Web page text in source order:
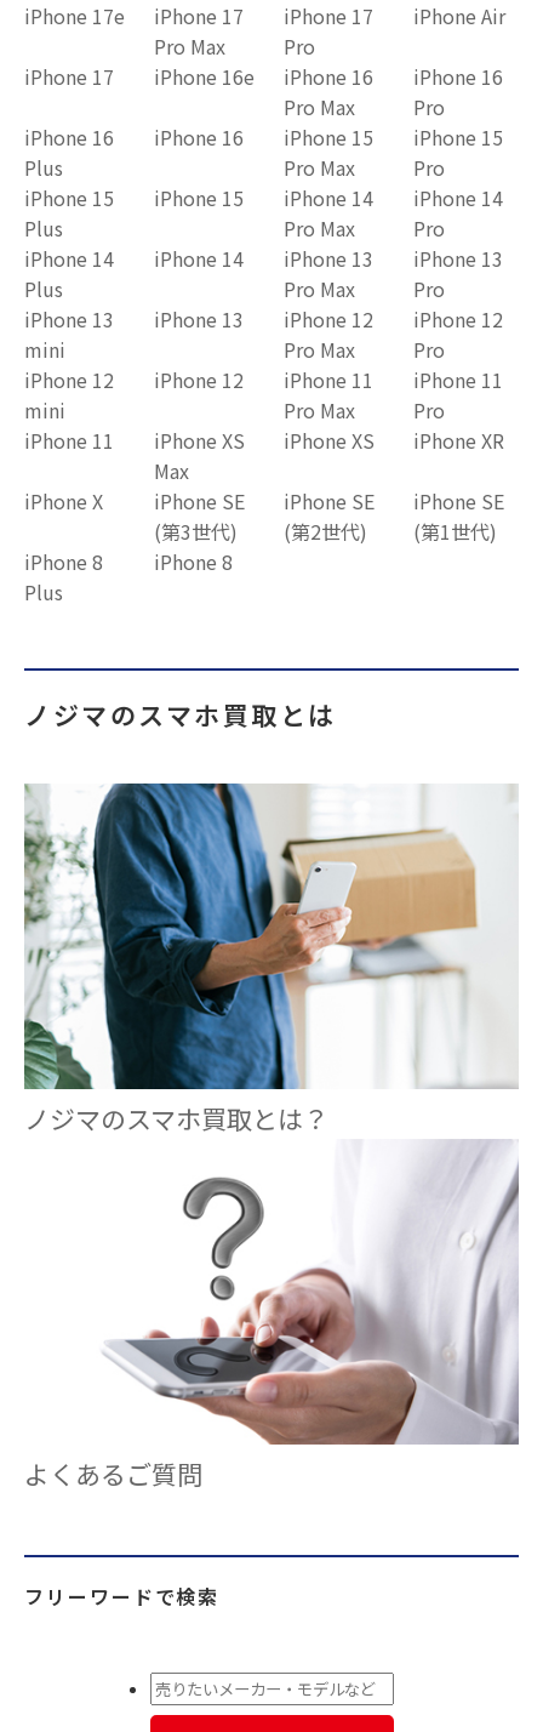
iPhone 17e
iPhone 17
Pro Max
iPhone 17
Pro
iPhone Air
iPhone 17 iPhone 16e
iPhone 16
Pro Max
iPhone 16
Pro
iPhone 16
Plus
iPhone 16
iPhone 15
Pro Max
iPhone 15
Pro
iPhone 15
Plus
iPhone 15
iPhone 14
Pro Max
iPhone 14
Pro
iPhone 14
Plus
iPhone 14
iPhone 13
Pro Max
iPhone 13
Pro
iPhone 13
mini
iPhone 13
iPhone 12
Pro Max
iPhone 12
Pro
iPhone 12
mini
iPhone 12
iPhone 11
Pro Max
iPhone 11
Pro
iPhone 11
iPhone XS
Max
iPhone XS iPhone XR
iPhone X
iPhone SE
(第3世代)
iPhone SE
(第2世代)
iPhone SE
(第1世代)
iPhone 8
Plus
iPhone 8
ノジマのスマホ買取とは
ノジマのスマホ買取とは？
よくあるご質問
フリーワードで検索